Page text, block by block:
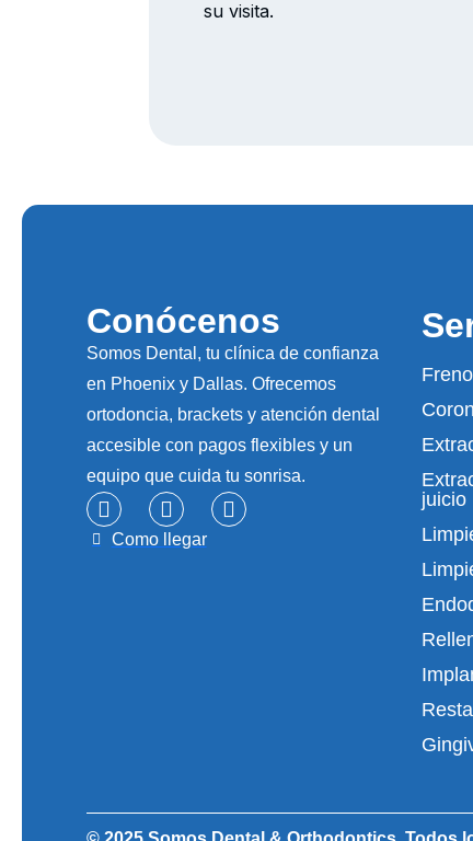
su visita.
Conócenos
Somos Dental, tu clínica de confianza
en Phoenix y Dallas. Ofrecemos
ortodoncia, brackets y atención dental
accesible con pagos flexibles y un
equipo que cuida tu sonrisa.
Como llegar
juicio